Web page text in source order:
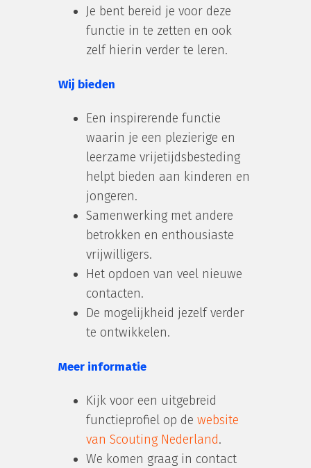
Je bent bereid je voor deze
functie in te zetten en ook
zelf hierin verder te leren.
Wij bieden
Een inspirerende functie
waarin je een plezierige en
leerzame vrijetijdsbesteding
helpt bieden aan kinderen en
jongeren.
Samenwerking met andere
betrokken en enthousiaste
vrijwilligers.
Het opdoen van veel nieuwe
contacten.
De mogelijkheid jezelf verder
te ontwikkelen.
Meer informatie
Kijk voor een uitgebreid
functieprofiel op dewebsite
van Scouting Nederland.
We komen graag in contact